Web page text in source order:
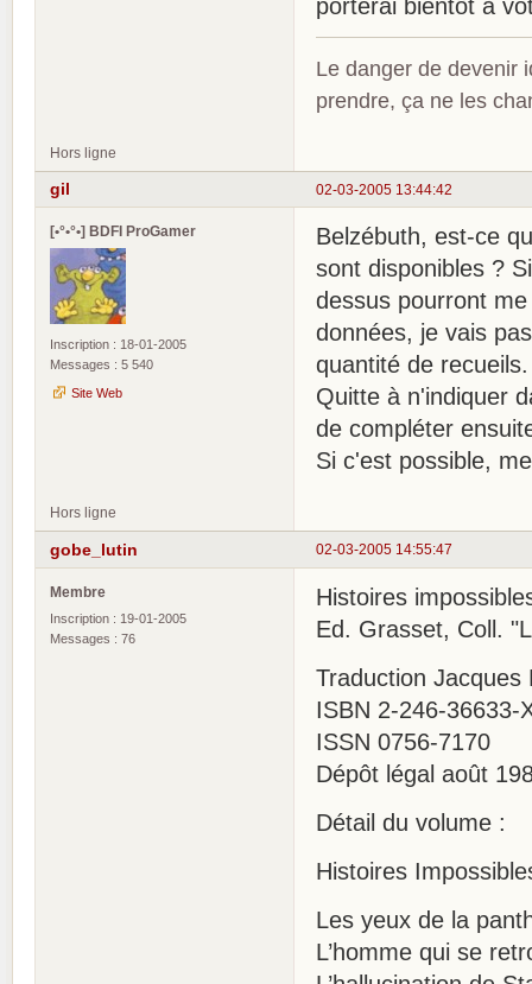
porterai bientôt à
Le danger de devenir
prendre, ça ne les
Hors ligne
02-03-2005 13:44:42
gil
[•°•°•] BDFI ProGamer
Inscription : 18-01-2005
Messages : 5 540
Site Web
Belzébuth, est-ce
sont disponibles ?
dessus pourront
données, je vais
quantité de recueils.
Quitte à n'indiquer
de compléter
Si c'est possible,
Hors ligne
02-03-2005 14:55:47
gobe_lutin
Membre
Inscription : 19-01-2005
Messages : 76
Histoires
Ed. Grasset, Coll.
Traduction Jacques
ISBN 2-246-36633-
ISSN 0756-7170
Dépôt légal août
Détail du volume :
Histoires
Les yeux de la
L’homme qui se